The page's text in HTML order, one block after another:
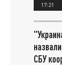
17:21
СБУ